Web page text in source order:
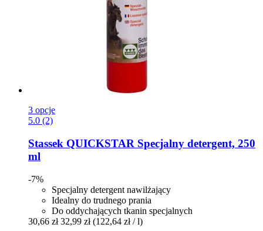
3 opcje
5.0 (2)
Stassek QUICKSTAR Specjalny detergent, 250
ml
-7%
Specjalny detergent nawilżający
Idealny do trudnego prania
Do oddychających tkanin specjalnych
30,66 zł 32,99 zł (122,64 zł / l)